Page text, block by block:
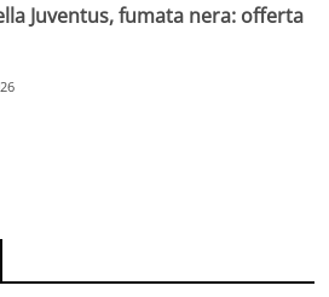
Juventus, fumata nera: offerta